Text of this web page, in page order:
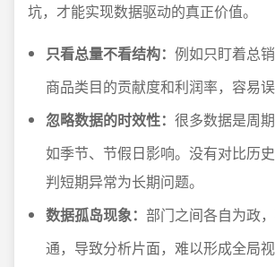
坑，才能实现数据驱动的真正价值。
只看总量不看结构： 例如只盯着总
商品类目的贡献度和利润率，容易误
忽略数据的时效性： 很多数据是周
如季节、节假日影响。没有对比历
判短期异常为长期问题。
数据孤岛现象： 部门之间各自为政
通，导致分析片面，难以形成全局视